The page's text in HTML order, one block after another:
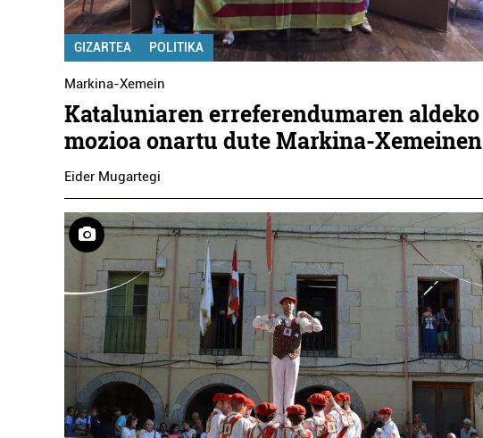
GIZARTEA POLITIKA
Markina-Xemein
Kataluniaren erreferendumaren aldeko
mozioa onartu dute Markina-Xemeinen
Eider Mugartegi